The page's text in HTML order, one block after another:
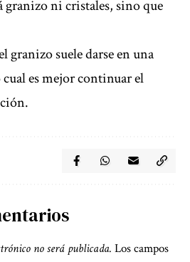
granizo ni cristales, sino que
granizo suele darse en una
es mejor continuar el
no será publicada. Los campos